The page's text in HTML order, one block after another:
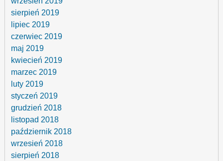
sierpień 2019
lipiec 2019
czerwiec 2019
maj 2019
kwiecień 2019
marzec 2019
luty 2019
styczeń 2019
grudzień 2018
listopad 2018
październik 2018
wrzesień 2018
sierpień 2018